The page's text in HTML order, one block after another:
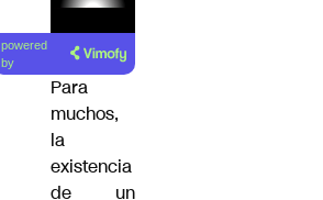
Lea el
artículo
powered
by
Para
muchos,
la
existencia
de un